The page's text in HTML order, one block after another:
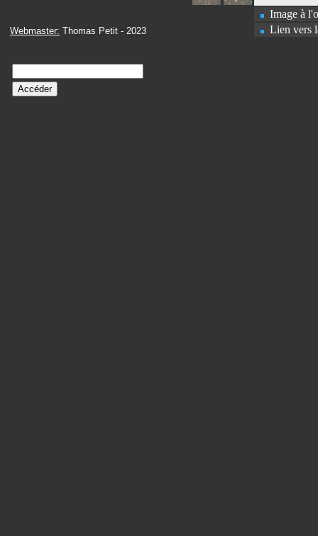
Webmaster: Thomas Petit - 2023
Image à
Lien vers